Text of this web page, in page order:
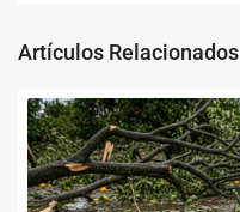
Artículos Relacionados